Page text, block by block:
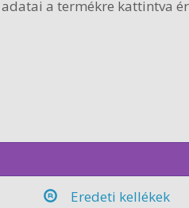
a termékre kattintva
Eredeti kellékek